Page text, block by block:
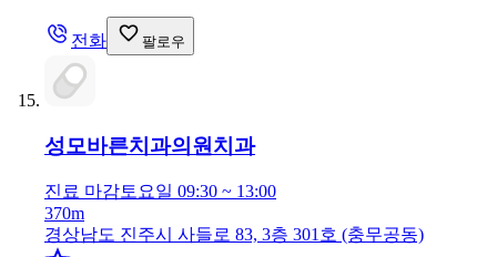
전화 팔로우
성모바른치과의원 치과
진료 마감토요일 09:30 ~ 13:00
370m
경상남도 진주시 사들로 83, 3층 301호 (충무공동)